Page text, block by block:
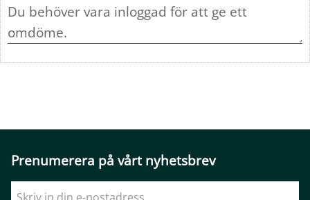
Prenumerera på vårt nyhetsbrev